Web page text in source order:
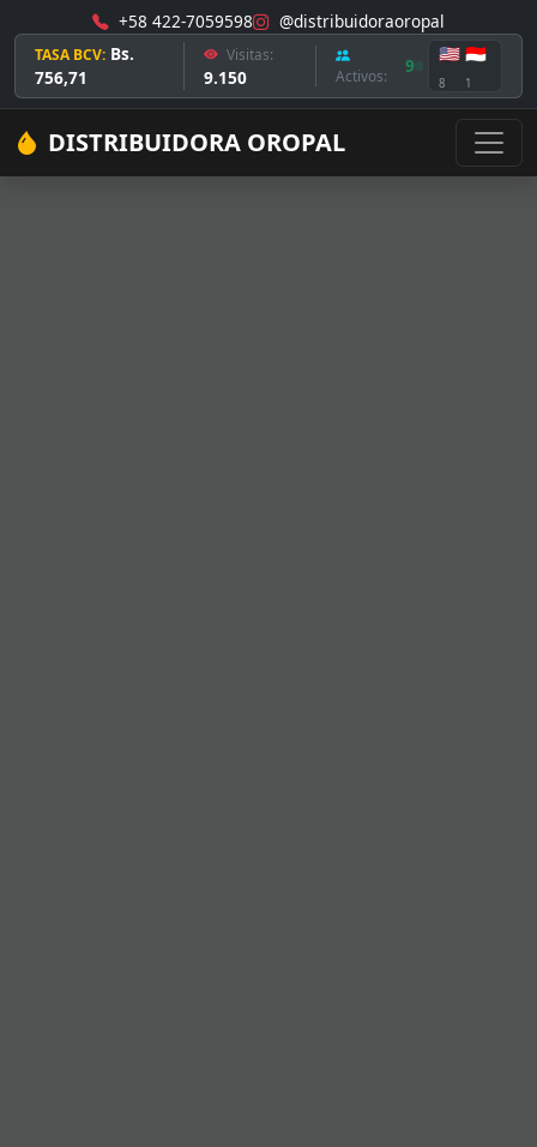
+58 422-7059598 @distribuidoraoropal
TASA BCV: Bs.
756,71
Visitas:
9.150 Activos: 9
🇺🇸
8
🇮🇩
1
DISTRIBUIDORA OROPAL